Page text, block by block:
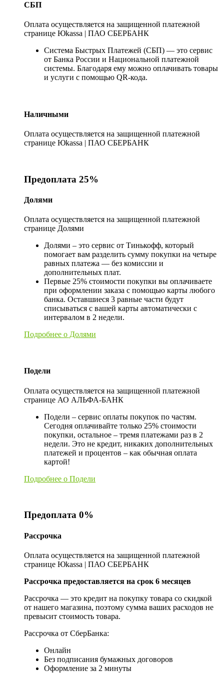
СБП
Оплата осуществляется на защищенной платежной
странице Юkassa | ПАО СБЕРБАНК
Система Быстрых Платежей (СБП) — это сервис
от Банка России и Национальной платежной
системы. Благодаря ему можно оплачивать товары
и услуги с помощью QR-кода.
Наличными
Оплата осуществляется на защищенной платежной
странице Юkassa | ПАО СБЕРБАНК
Предоплата 25%
Долями
Оплата осуществляется на защищенной платежной
странице Долями
Долями – это сервис от Тинькофф, который
помогает вам разделить сумму покупки на четыре
равных платежа — без комиссии и
дополнительных плат.
Первые 25% стоимости покупки вы оплачиваете
при оформлении заказа с помощью карты любого
банка. Оставшиеся 3 равные части будут
списываться с вашей карты автоматически с
интервалом в 2 недели.
Подробнее о Долями
Подели
Оплата осуществляется на защищенной платежной
странице АО АЛЬФА-БАНК
Подели – сервис оплаты покупок по частям.
Сегодня оплачивайте только 25% стоимости
покупки, остальное – тремя платежами раз в 2
недели. Это не кредит, никаких дополнительных
платежей и процентов – как обычная оплата
картой!
Подробнее о Подели
Предоплата 0%
Рассрочка
Оплата осуществляется на защищенной платежной
странице Юkassa | ПАО СБЕРБАНК
Рассрочка предоставляется на срок 6 месяцев
Рассрочка — это кредит на покупку товара со скидкой
от нашего магазина, поэтому сумма ваших расходов не
превысит стоимость товара.
Рассрочка от СберБанка:
Онлайн
Без подписания бумажных договоров
Оформление за 2 минуты